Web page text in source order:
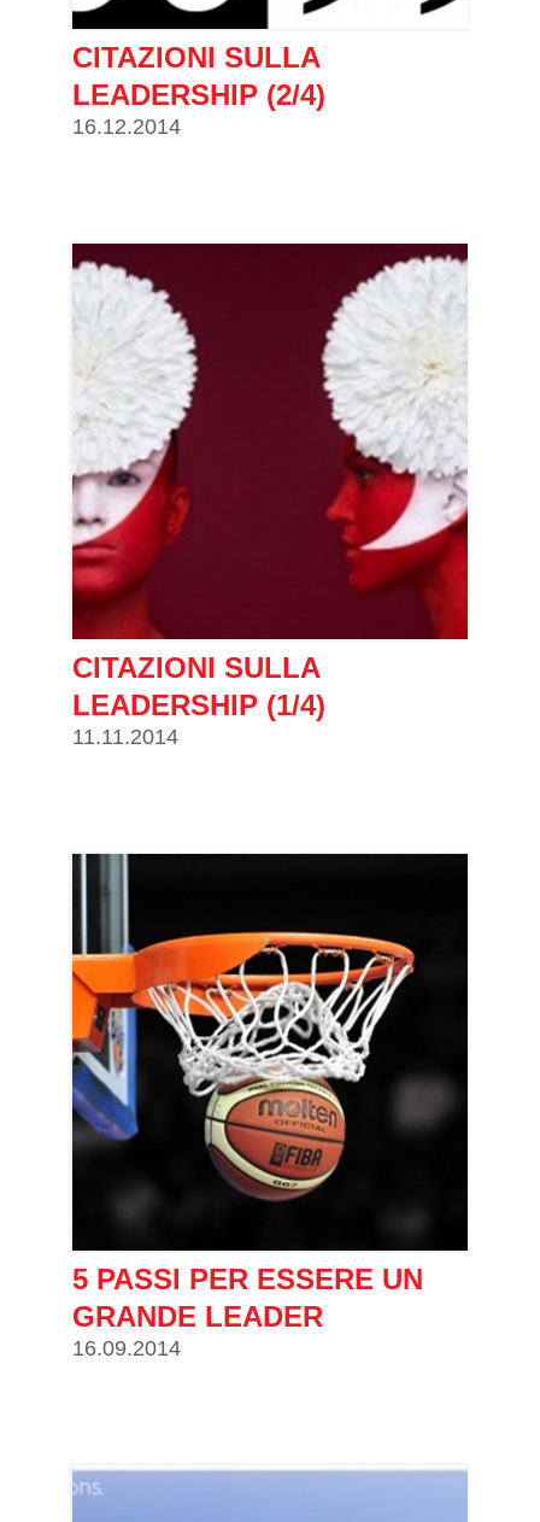
CITAZIONI SULLA
LEADERSHIP (2/4)
16.12.2014
CITAZIONI SULLA
LEADERSHIP (1/4)
11.11.2014
5 PASSI PER ESSERE UN
GRANDE LEADER
16.09.2014